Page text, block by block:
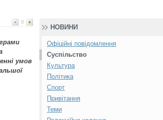
0
умов
НОВИНИ
Офіційні повідомлення
Суспільство
Культура
Політика
Спорт
Привітання
Теми